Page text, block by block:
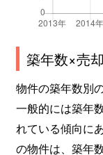
築年数×売
物件の築年数別
一般的には築年
れている傾向に
の物件は、築年